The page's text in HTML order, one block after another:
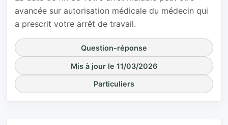
avancée sur autorisation médicale du médecin qui
a prescrit votre arrêt de travail.
Question-réponse
Mis à jour le 11/03/2026
Particuliers